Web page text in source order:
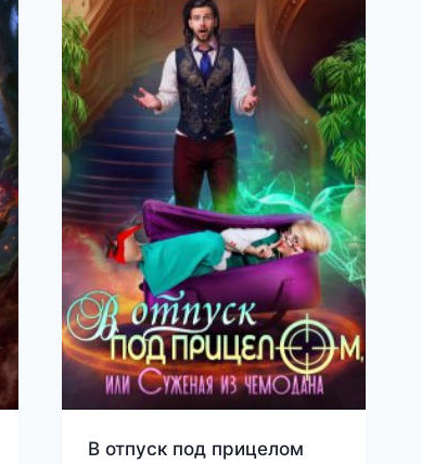
В отпуск под прицелом